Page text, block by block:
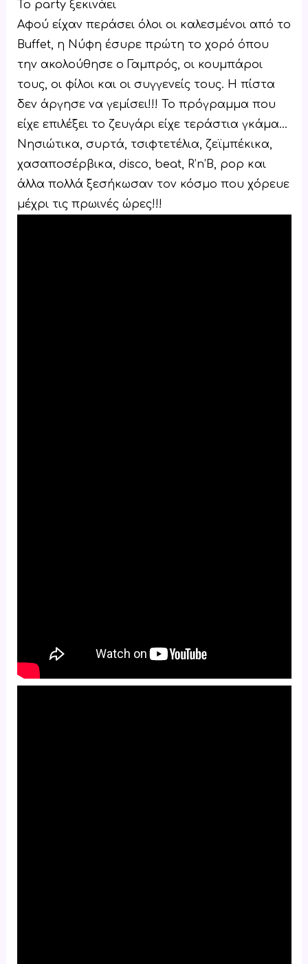
Το party ξεκινάει
Αφού είχαν περάσει όλοι οι καλεσμένοι από το
Buffet, η Νύφη έσυρε πρώτη το χορό όπου
την ακολούθησε ο Γαμπρός, οι κουμπάροι
τους, οι φίλοι και οι συγγενείς τους. Η πίστα
δεν άργησε να γεμίσει!!! Το πρόγραμμα που
είχε επιλέξει το ζευγάρι είχε τεράστια γκάμα…
Νησιώτικα, συρτά, τσιφτετέλια, ζεϊμπέκικα,
χασαποσέρβικα, disco, beat, R’n’B, pop και
άλλα πολλά ξεσήκωσαν τον κόσμο που χόρευε
μέχρι τις πρωινές ώρες!!!